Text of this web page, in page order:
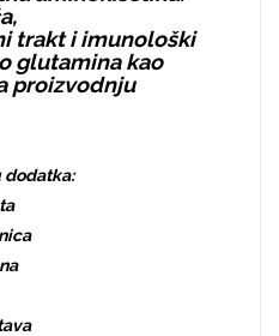
trakt i imunološki
glutamina kao
proizvodnju
dodatka: